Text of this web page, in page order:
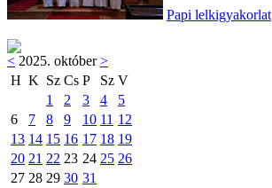
Papi lelkigyakorlat
< 2025. október>
H K Sz Cs P Sz V
1
2 3 4
5
6
7 8 9 10 11 12
13 14 15 16 17 18 19
20 21 22 23 24 25 26
27 28 29 30 31